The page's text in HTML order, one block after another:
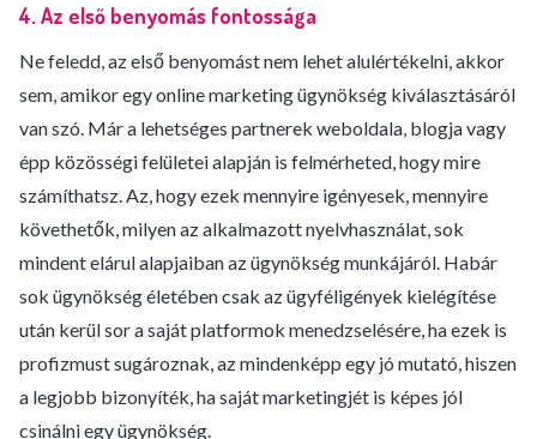
4. Az első benyomás fontossága
Ne feledd, az első benyomást nem lehet alulértékelni, akkor
sem, amikor egy online marketing ügynökség kiválasztásáról
van szó. Már a lehetséges partnerek weboldala, blogja vagy
épp közösségi felületei alapján is felmérheted, hogy mire
számíthatsz. Az, hogy ezek mennyire igényesek, mennyire
követhetők, milyen az alkalmazott nyelvhasználat, sok
mindent elárul alapjaiban az ügynökség munkájáról. Habár
sok ügynökség életében csak az ügyféligények kielégítése
után kerül sor a saját platformok menedzselésére, ha ezek is
profizmust sugároznak, az mindenképp egy jó mutató, hiszen
a legjobb bizonyíték, ha saját marketingjét is képes jól
csinálni egy ügynökség.